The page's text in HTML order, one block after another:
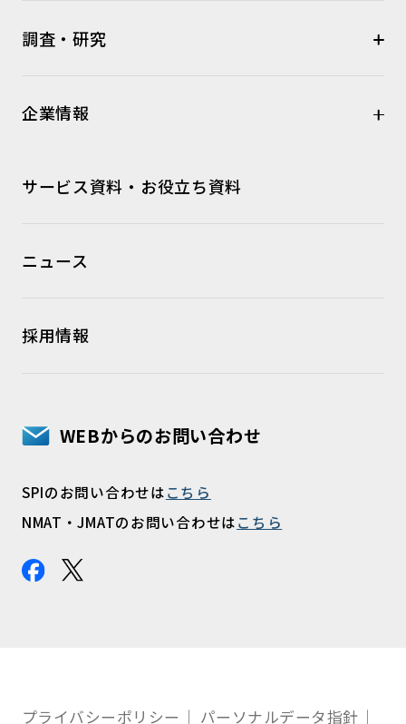
調査・研究
企業情報
サービス資料・お役立ち資料
ニュース
採用情報
WEBからのお問い合わせ
SPIのお問い合わせはこちら
NMAT・JMATのお問い合わせはこちら
プライバシーポリシー パーソナルデータ指針